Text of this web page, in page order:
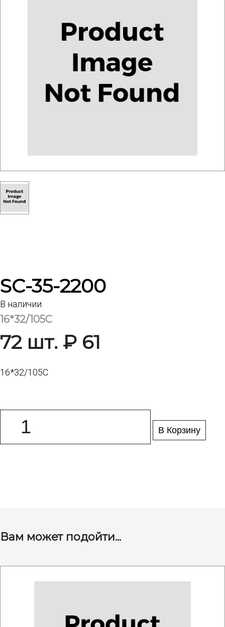
SC-35-2200
В наличии
16*32/105C
72 шт. ₽ 61
16*32/105C
В Корзину
Вам может подойти...